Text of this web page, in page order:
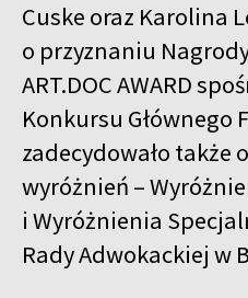
Cuske oraz Karolina
o przyznaniu
ART.DOC AWARD
Konkursu Głównego
zadecydowało także
wyróżnień –
i Wyróżnienia
Rady Adwokackiej w